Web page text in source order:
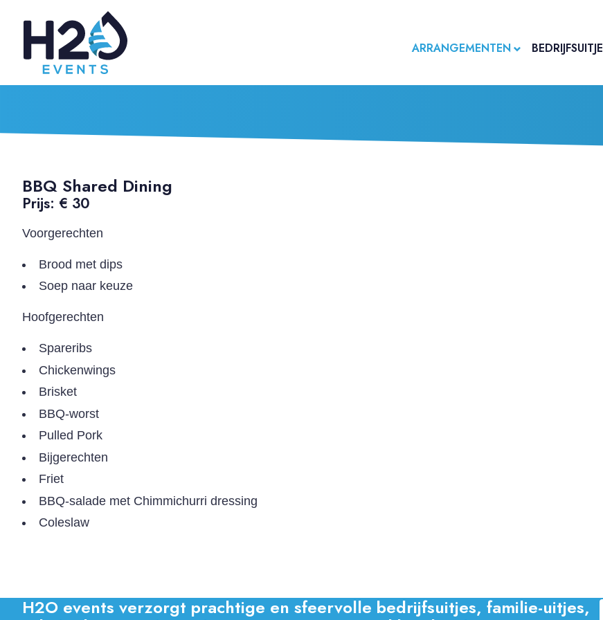
ARRANGEMENTEN BEDRIJFSUITJE
BBQ Shared Dining
Prijs: € 30
Voorgerechten
Brood met dips
Soep naar keuze
Hoofgerechten
Spareribs
Chickenwings
Brisket
BBQ-worst
Pulled Pork
Bijgerechten
Friet
BBQ-salade met Chimmichurri dressing
Coleslaw
H2O events verzorgt prachtige en sfeervolle bedrijfsuitjes, familie-uitjes,